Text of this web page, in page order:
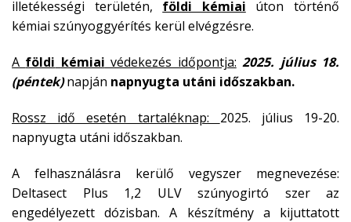
illetékességi területén, földi kémiai úton történő
kémiai szúnyoggyérítés kerül elvégzésre.
A földi kémiai védekezés időpontja: 2025. július 18.
(péntek)napján napnyugta utáni időszakban.
Rossz idő esetén tartaléknap: 2025. július 19-20.
napnyugta utáni időszakban.
A felhasználásra kerülő vegyszer megnevezése:
Deltasect Plus 1,2 ULV szúnyogirtó szer az
engedélyezett dózisban. A készítmény a kijuttatott